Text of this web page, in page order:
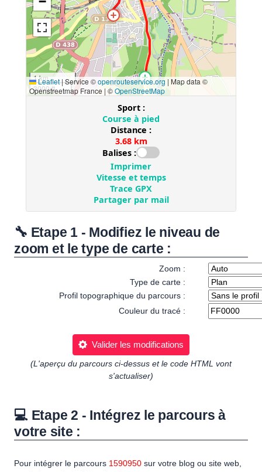
🔧 Etape 1 - Modifiez le niveau de
zoom et le type de carte :
Zoom :
Type de carte :
Profil topographique du parcours :
Couleur du tracé :
Valider les modifications
(L'aperçu du parcours ci-dessus et le code HTML vont
s'actualiser)
💻 Etape 2 - Intégrez le parcours à
votre site :
Pour intégrer le parcours 1590950 sur votre blog ou site web,